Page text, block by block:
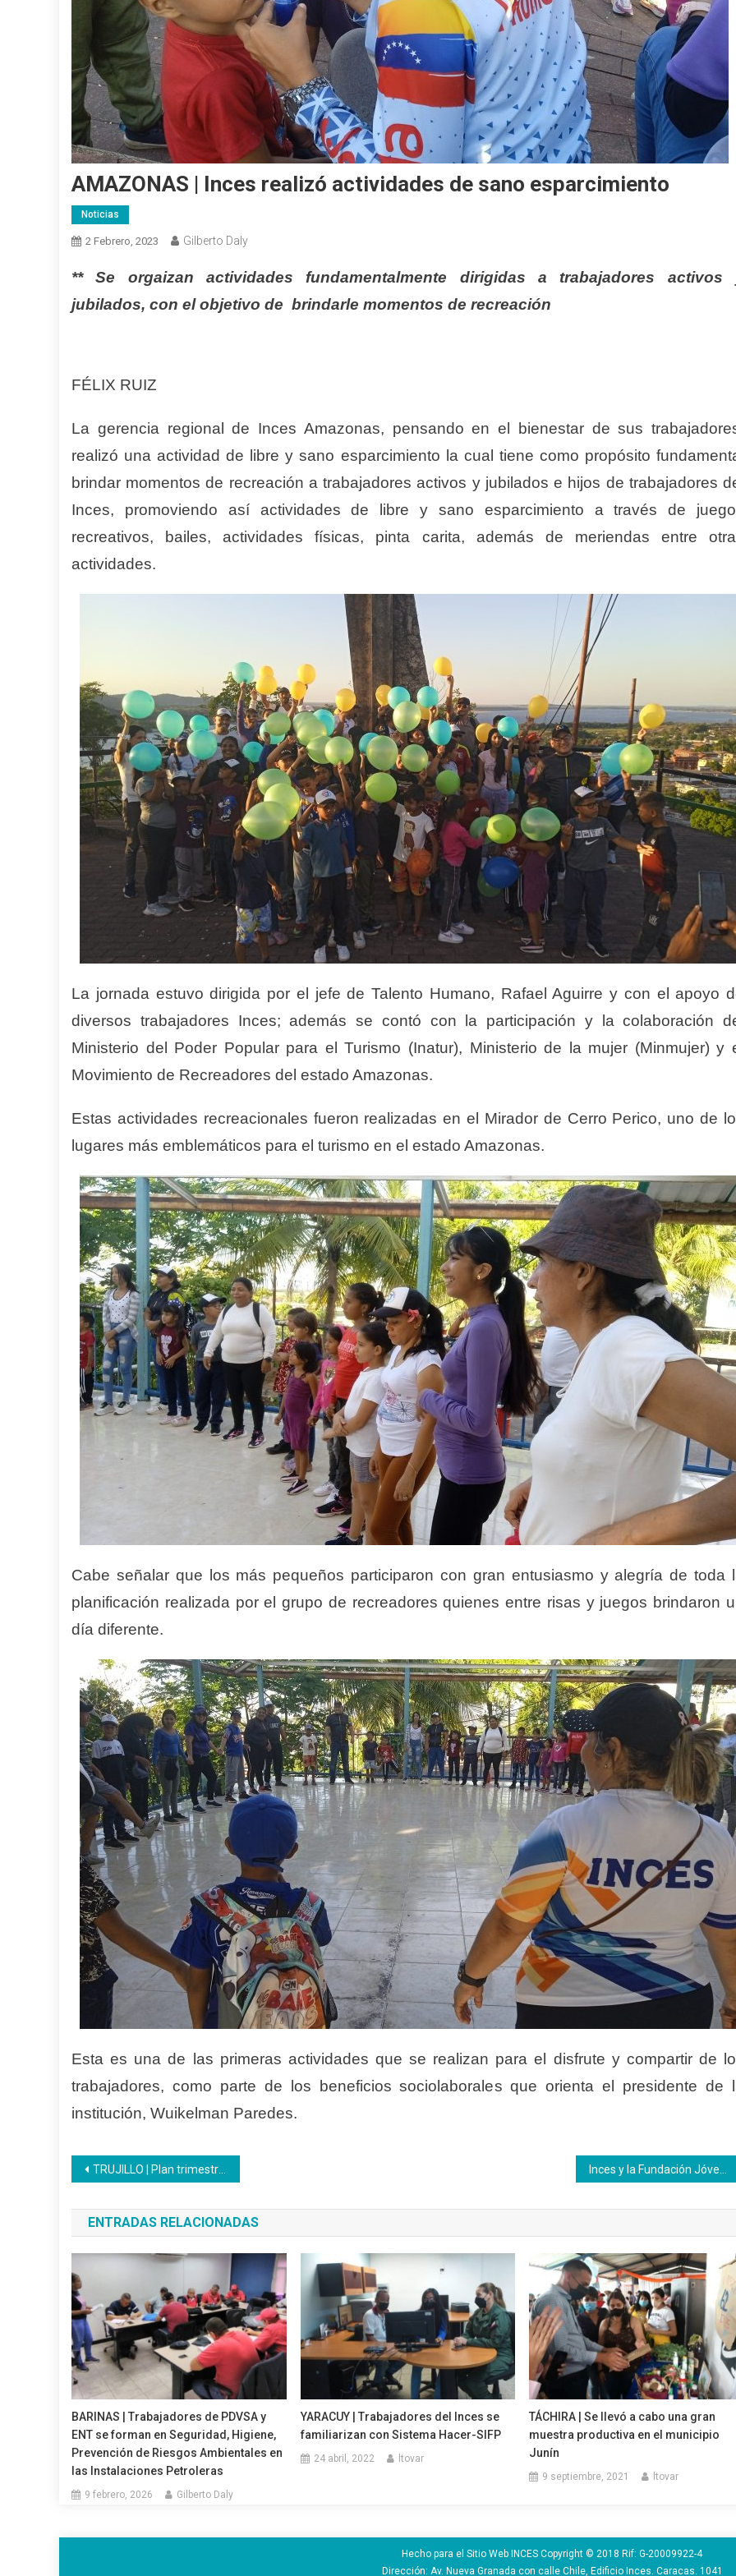
AMAZONAS | Inces realizó actividades de sano esparcimiento
Noticias
2 Febrero, 2023 Gilberto Daly
** Se orgaizan actividades fundamentalmente dirigidas a trabajadores activos
jubilados, con el objetivo de brindarle momentos de recreación
FÉLIX RUIZ
La gerencia regional de Inces Amazonas, pensando en el bienestar de sus
realizó una actividad de libre y sano esparcimiento la cual tiene como propósito
brindar momentos de recreación a trabajadores activos y jubilados e hijos de trabajadores
Inces, promoviendo así actividades de libre y sano esparcimiento a través de
recreativos, bailes, actividades físicas, pinta carita, además de meriendas entre
actividades.
La jornada estuvo dirigida por el jefe de Talento Humano, Rafael Aguirre y con el apoyo
diversos trabajadores Inces; además se contó con la participación y la colaboración
Ministerio del Poder Popular para el Turismo (Inatur), Ministerio de la mujer (Minmujer) y
Movimiento de Recreadores del estado Amazonas.
Estas actividades recreacionales fueron realizadas en el Mirador de Cerro Perico, uno de
lugares más emblemáticos para el turismo en el estado Amazonas.
Cabe señalar que los más pequeños participaron con gran entusiasmo y alegría de toda
planificación realizada por el grupo de recreadores quienes entre risas y juegos brindaron
día diferente.
Esta es una de las primeras actividades que se realizan para el disfrute y compartir de
trabajadores, como parte de los beneficios sociolaborales que orienta el presidente de
institución, Wuikelman Paredes.
Navegación
de
entradas
TRUJILLO | Plan trimestral del Inces cubrirá demanda sistema HACER
ENTRADAS RELACIONADAS
BARINAS | Trabajadores de PDVSA y
ENT se forman en Seguridad, Higiene,
Prevención de Riesgos Ambientales en
las Instalaciones Petroleras
9 febrero, 2026 Gilberto Daly
YARACUY | Trabajadores del Inces se
familiarizan con Sistema Hacer-SIFP
24 abril, 2022 ltovar
TÁCHIRA | Se llevó a cabo una gran
muestra productiva en el municipio
Junín
9 septiembre, 2021 ltovar
Hecho para el Sitio Web INCES Copyright © 2018 Rif: G-20009922-4
Dirección: Av. Nueva Granada con calle Chile, Edificio Inces. Caracas. 1041